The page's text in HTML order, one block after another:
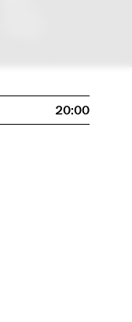
20:00